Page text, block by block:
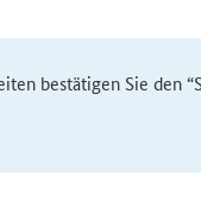
bestätigen Sie den